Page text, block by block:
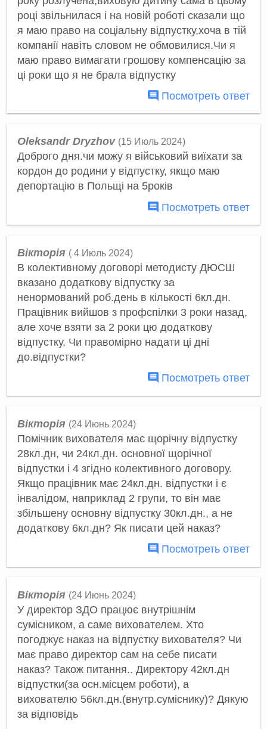
році звільнилася і на новій роботі сказали що
я маю право на соціальну відпустку,хоча в тій
компанії навіть словом не обмовилися.Чи я
маю право вимагати грошову компенсацію за
ці роки що я не брала відпустку
Посмотреть ответ
Oleksandr Dryzhov (15 Июль 2024)
Доброго дня.чи можу я військовий виїхати за
кордон до родини у відпустку, якщо маю
депортацію в Польщі на 5років
Посмотреть ответ
Вікторія ( 4 Июль 2024)
В колективному договорі методисту ДЮСШ
вказано додаткову відпустку за
ненормований роб.день в кількості 6кл.дн.
Працівник вийшов з профспілки 3 роки назад,
але хоче взяти за 2 роки цю додаткову
відпустку. Чи правомірно надати ці дні
до.відпустки?
Посмотреть ответ
Вікторія (24 Июнь 2024)
Помічник вихователя має щорічну відпустку
28кл.дн, чи 24кл.дн. основної щорічної
відпустки і 4 згідно колективного договору.
Якщо працівник має 24кл.дн. відпустки і є
інвалідом, наприклад 2 групи, то він має
збільшену основну відпустку 30кл.дн., а не
додаткову 6кл.дн? Як писати цей наказ?
Посмотреть ответ
Вікторія (24 Июнь 2024)
У директор ЗДО працює внутрішнім
сумісником, а саме вихователем. Хто
погоджує наказ на відпустку вихователя? Чи
має право директор сам на себе писати
наказ? Також питання.. Директору 42кл.дн
відпустки(за осн.місцем роботи), а
вихователю 56кл.дн.(внутр.суміснику)? Дякую
за відповідь